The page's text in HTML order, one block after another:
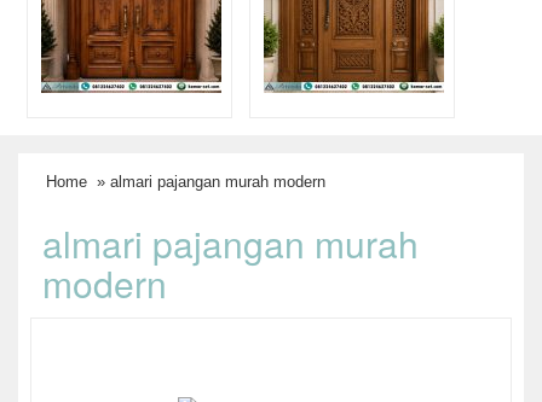
Home » almari pajangan murah modern
almari pajangan murah
modern